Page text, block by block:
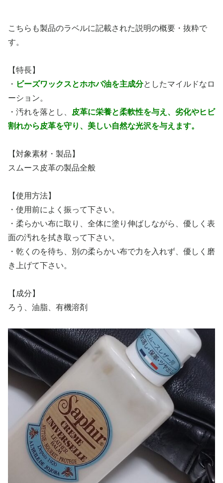
こちらも製品のラベルに記載された説明の概要・抜粋で
す。
【特長】
・ ビーズワックスとホホバ油を主成分としたマイルドなロ
ーション。
・汚れを落とし、
皮革に栄養と柔軟性を与え、劣化やヒビ
割れから皮革を守り、美しい自然な光沢を与えます。
【対象素材・製品】
スムース皮革の製品全般
【使用方法】
・使用前によく振って下さい。
・柔らかい布に取り、全体に塗り伸ばしながら、優しく表
面の汚れを拭き取って下さい。
・乾くのを待ち、別の柔らかい布で力を入れず、優しく磨
き上げて下さい。
【成分】
ろう、油脂、有機溶剤